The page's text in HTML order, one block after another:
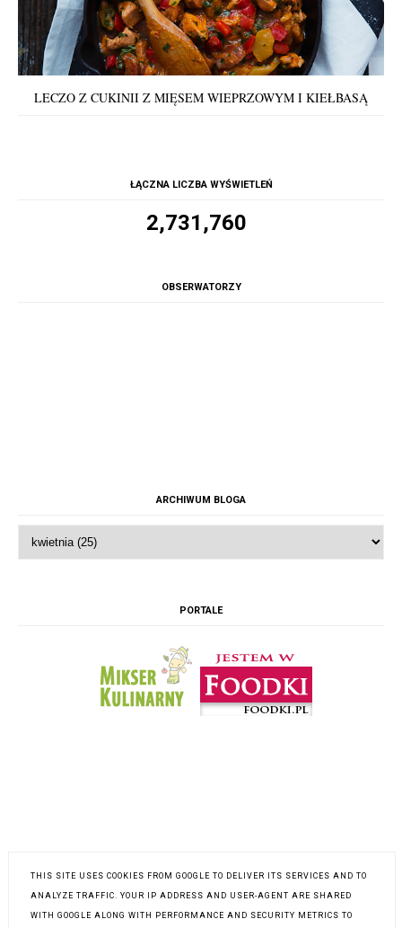
LECZO Z CUKINII Z MIĘSEM WIEPRZOWYM I KIEŁBASĄ
ŁĄCZNA LICZBA WYŚWIETLEŃ
2,731,760
OBSERWATORZY
ARCHIWUM BLOGA
PORTALE
INSTAGRAM @K.POLKOWSKA
THIS SITE USES COOKIES FROM GOOGLE TO DELIVER ITS SERVICES AND TO
ANALYZE TRAFFIC. YOUR IP ADDRESS AND USER-AGENT ARE SHARED
WITH GOOGLE ALONG WITH PERFORMANCE AND SECURITY METRICS TO